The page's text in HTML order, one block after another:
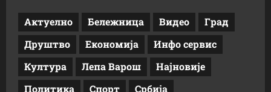
Актуелно Бележница Видео
Град
Друштво
Економија
Инфо сервис
Култура
Лепа Варош
Најновије
Политика
Спорт Србија